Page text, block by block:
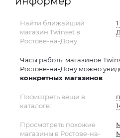
Найти ближайший
магазин Twinset в
Ростове-на-Дону
Часы работы магазинов
Ростове-на-Дону можно
конкретных магазинов
Посмотреть вещи в
каталоге:
Просмотреть похожие
магазины в Ростове-на-